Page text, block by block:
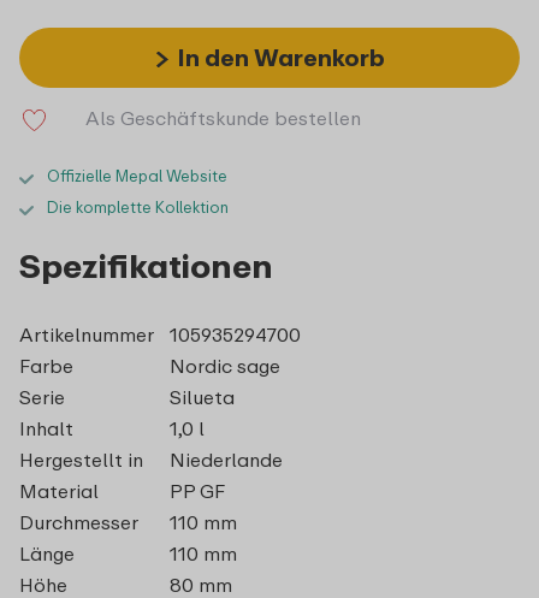
In den Warenkorb
Als Geschäftskunde bestellen
Offizielle Mepal Website
Die komplette Kollektion
Spezifikationen
Artikelnummer
105935294700
Farbe
Nordic sage
Serie
Silueta
Inhalt
1,0 l
Hergestellt in
Niederlande
Material
PP GF
Durchmesser
110 mm
Länge
110 mm
Höhe
80 mm